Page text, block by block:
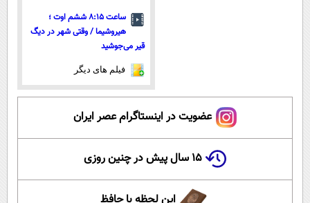
ساعت ۸:۱۵ ششم اوت ؛
هیروشیما / وقتی شهر در دیگ
قیر می‌جوشید
فیلم های دیگر
عضویت در اینستاگرام عصر ایران
۱۵ سال پیش در چنین روزی